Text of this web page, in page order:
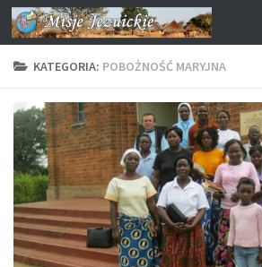
Przejdź do treści
KATEGORIA: POBOŻNOŚĆ MARYJNA